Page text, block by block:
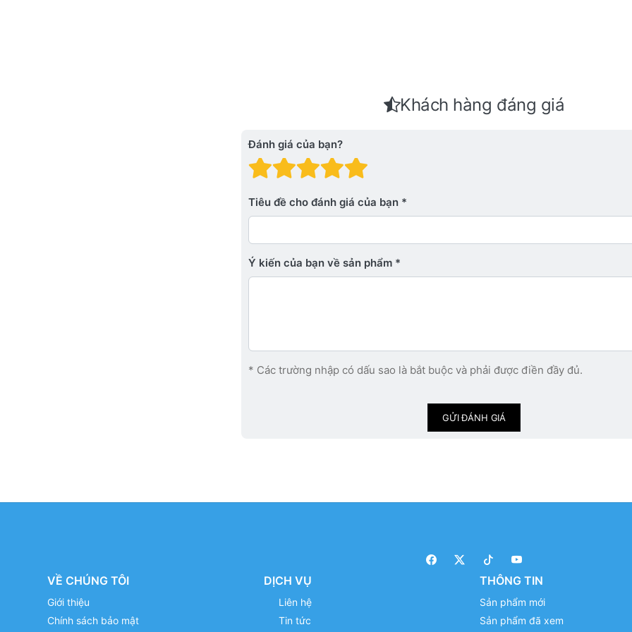
Khách hàng đáng giá
Đánh giá của bạn?
Đánh giá: 4 trên 5 sao.
Đánh giá: 3 trên 5 sao.
Đánh giá: 2 trên 5 sao.
Đánh giá: 1 trên 5 sao. Xấu
Tiêu đề cho đánh giá của bạn
Ý kiến ​​của bạn về sản phẩm
* Các trường nhập có dấu sao là bắt buộc và phải được điền đầy đủ.
GỬI ĐÁNH GIÁ
VỀ CHÚNG TÔI
Giới thiệu
Chính sách bảo mật
DỊCH VỤ
Liên hệ
Tin tức
THÔNG TIN
Sản phẩm mới
Sản phẩm đã xem